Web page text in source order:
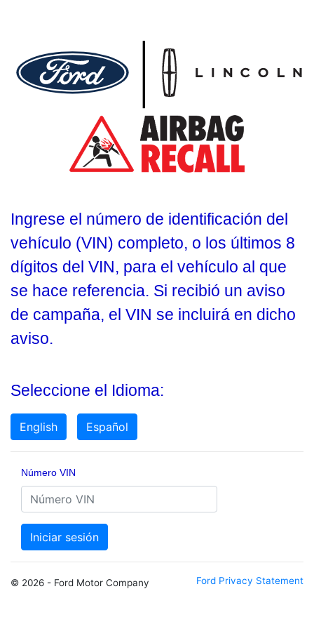
Ingrese el número de identificación del
vehículo (VIN) completo, o los últimos 8
dígitos del VIN, para el vehículo al que
se hace referencia. Si recibió un aviso
de campaña, el VIN se incluirá en dicho
aviso.
Seleccione el Idioma:
English Español
Número VIN
Iniciar sesión
© 2026 - Ford Motor Company Ford Privacy Statement